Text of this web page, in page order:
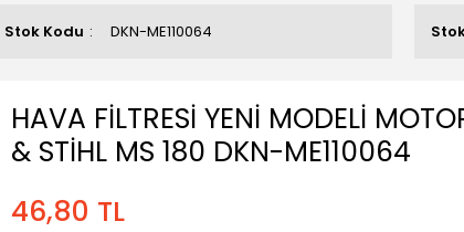
Stok Kodu DKN-ME110064
HAVA FİLTRESİ YENİ MODELİ
& STİHL MS 180 DKN-ME110064
46,80 TL